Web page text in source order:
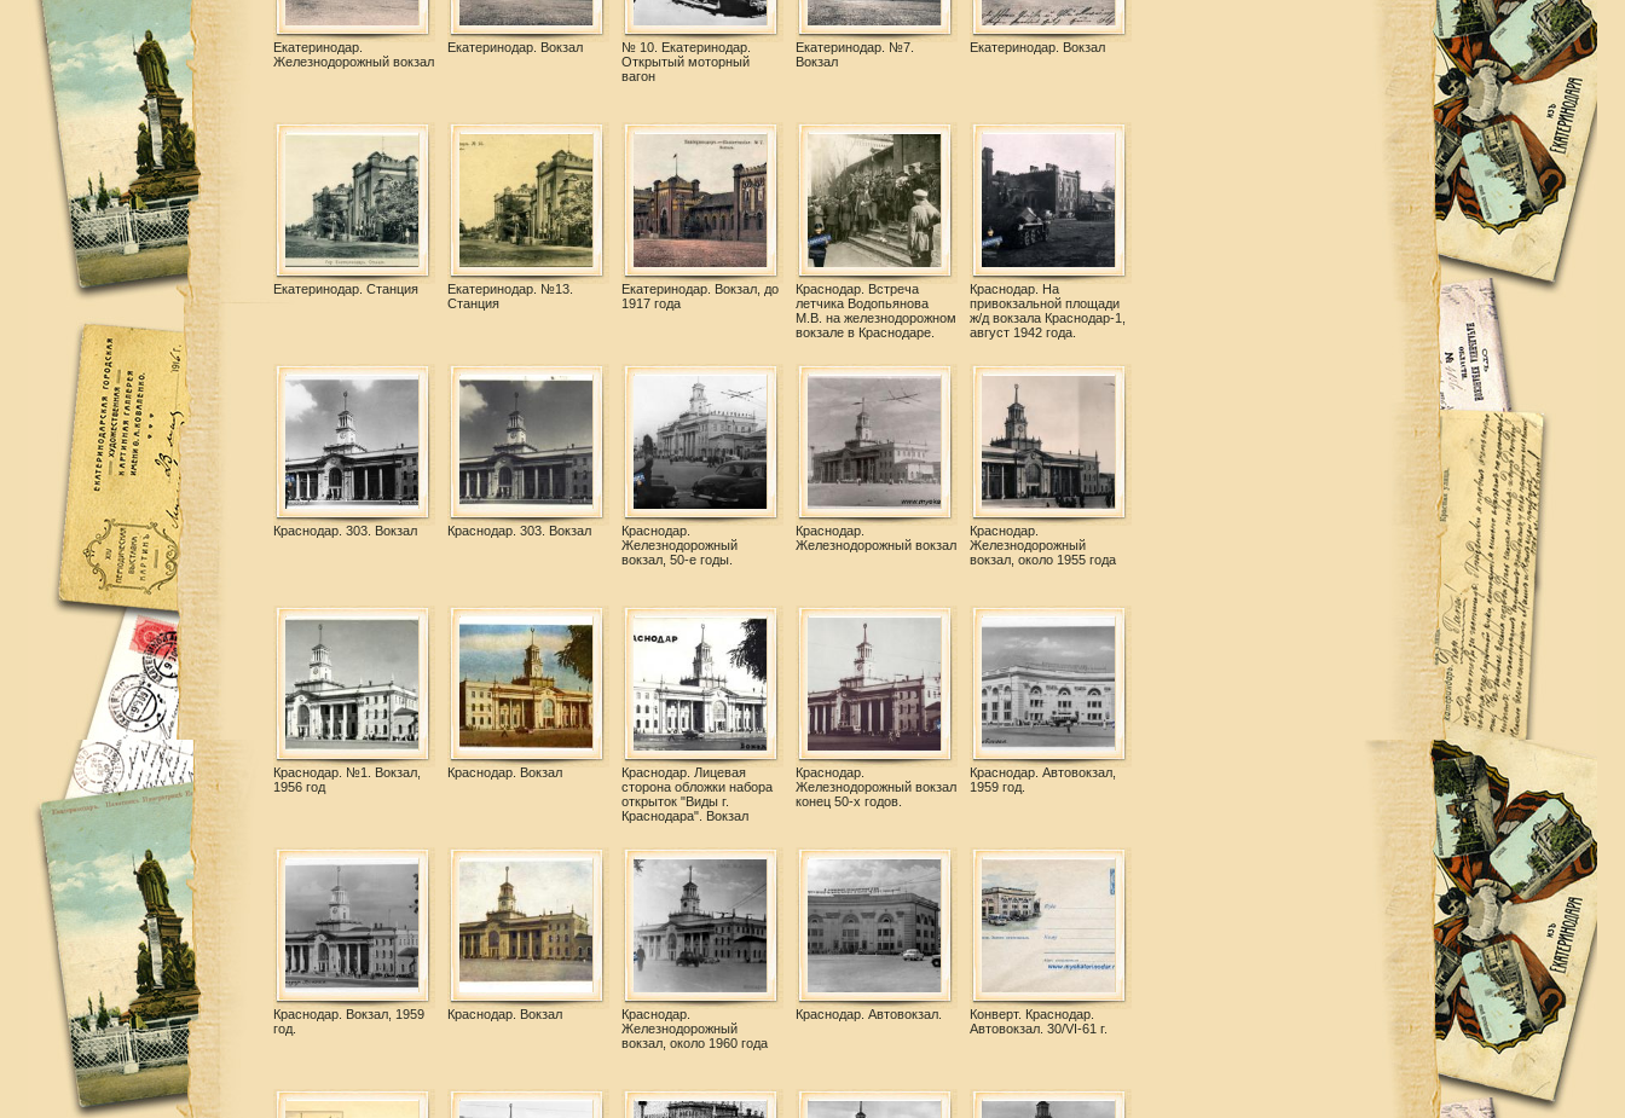
Екатеринодар.
Железнодорожный вокзал
Екатеринодар. Вокзал
№ 10. Екатеринодар.
Открытый моторный
вагон
Екатеринодар. №7.
Вокзал
Екатеринодар. Вокзал
Екатеринодар. Станция
Екатеринодар. №13.
Станция
Екатеринодар. Вокзал, до
1917 года
Краснодар. Встреча
летчика Водопьянова
М.В. на железнодорожном
вокзале в Краснодаре.
Краснодар. На
привокзальной площади
ж/д вокзала Краснодар-1,
август 1942 года.
Краснодар. 303. Вокзал Краснодар. 303. Вокзал
Краснодар.
Железнодорожный
вокзал, 50-е годы.
Краснодар.
Железнодорожный вокзал
Краснодар.
Железнодорожный
вокзал, около 1955 года
Краснодар. №1. Вокзал,
1956 год
Краснодар. Вокзал
Краснодар. Лицевая
сторона обложки набора
открыток "Виды г.
Краснодара". Вокзал
Краснодар.
Железнодорожный вокзал
конец 50-х годов.
Краснодар. Автовокзал,
1959 год.
Краснодар. Вокзал, 1959
год.
Краснодар. Вокзал
Краснодар.
Железнодорожный
вокзал, около 1960 года
Краснодар. Автовокзал.
Конверт. Краснодар.
Автовокзал. 30/VI-61 г.